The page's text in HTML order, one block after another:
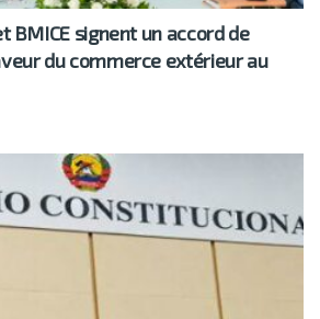
BMICE signent un accord de
du commerce extérieur au